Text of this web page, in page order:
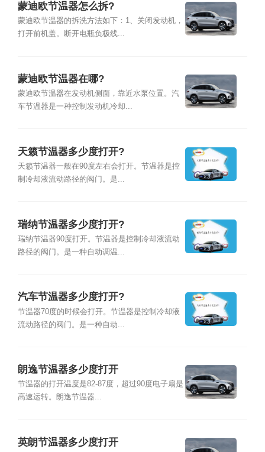
蒙迪欧节温器怎么拆?
蒙迪欧节温器的拆洗方法如下：1、关闭发动机，
打开前机盖。断开电瓶负极线...
蒙迪欧节温器在哪?
蒙迪欧节温器在发动机侧面，靠近水泵位置。汽
车节温器是一种控制发动机冷却...
天籁节温器多少度打开?
天籁节温器一般在90度左右会打开。节温器是控
制冷却液流动路径的阀门。是...
瑞纳节温器多少度打开?
瑞纳节温器90度打开。节温器是控制冷却液流动
路径的阀门。是一种自动调温...
汽车节温器多少度打开?
节温器70度的时候会打开。节温器是控制冷却液
流动路径的阀门。是一种自动...
朗逸节温器多少度打开
节温器的打开温度是82-87度，超过90度电子扇是
高速运转。朗逸节温器...
英朗节温器多少度打开